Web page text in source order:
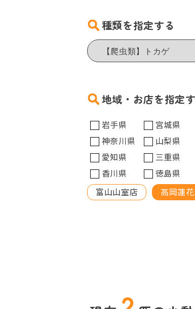
種類を指定する
地域・お店を指定
岩手県 宮城県
神奈川県
山梨県
愛知県
三重県
香川県
徳島県
富山山室店
高岡蓮